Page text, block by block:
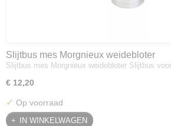
Slijtbus mes Morgnieux weidebloter
Slijtbus mes Morgnieux weidebloter Slijtbus
€ 12,20
✓ Op voorraad
IN WINKELWAGEN